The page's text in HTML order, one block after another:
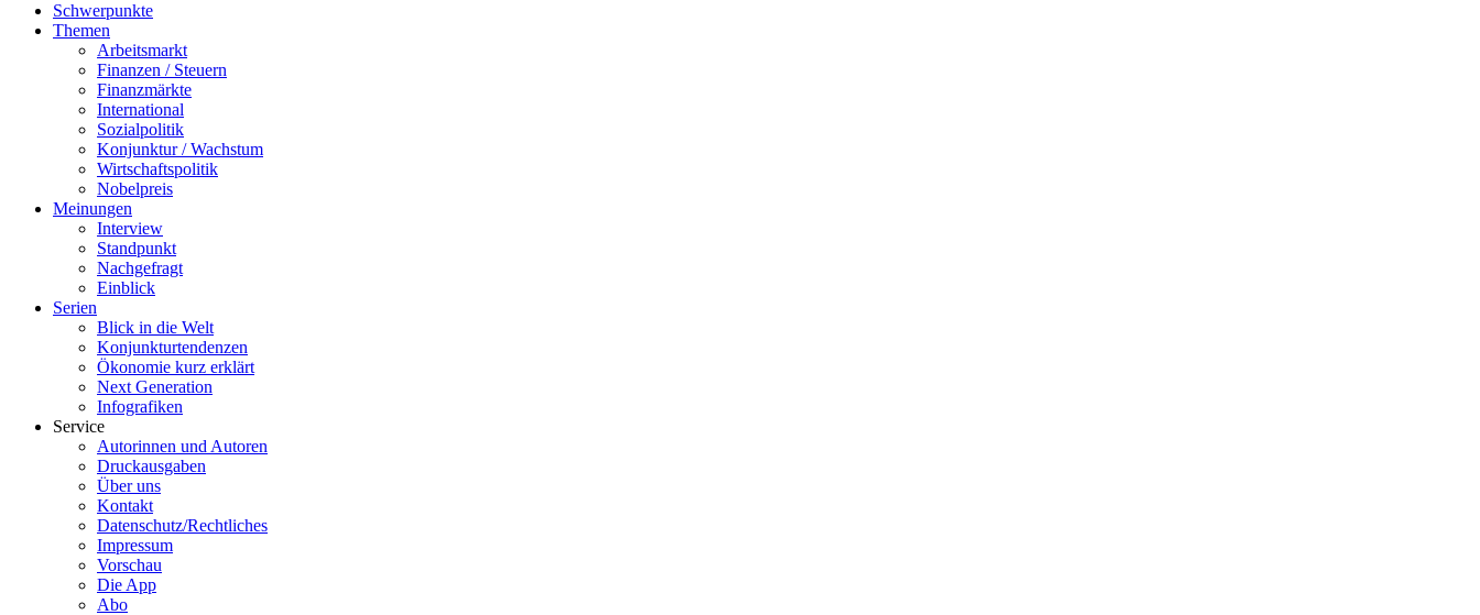
Schwerpunkte
Themen
Arbeitsmarkt
Finanzen / Steuern
Finanzmärkte
International
Sozialpolitik
Konjunktur / Wachstum
Wirtschaftspolitik
Nobelpreis
Meinungen
Interview
Standpunkt
Nachgefragt
Einblick
Serien
Blick in die Welt
Konjunkturtendenzen
Ökonomie kurz erklärt
Next Generation
Infografiken
Service
Autorinnen und Autoren
Druckausgaben
Über uns
Kontakt
Datenschutz/Rechtliches
Impressum
Vorschau
Die App
Abo